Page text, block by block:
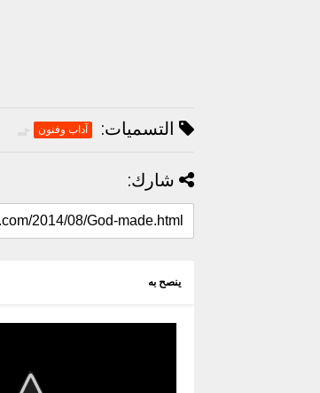
التسميات: آداب وفنون
شارك:
ينصح به